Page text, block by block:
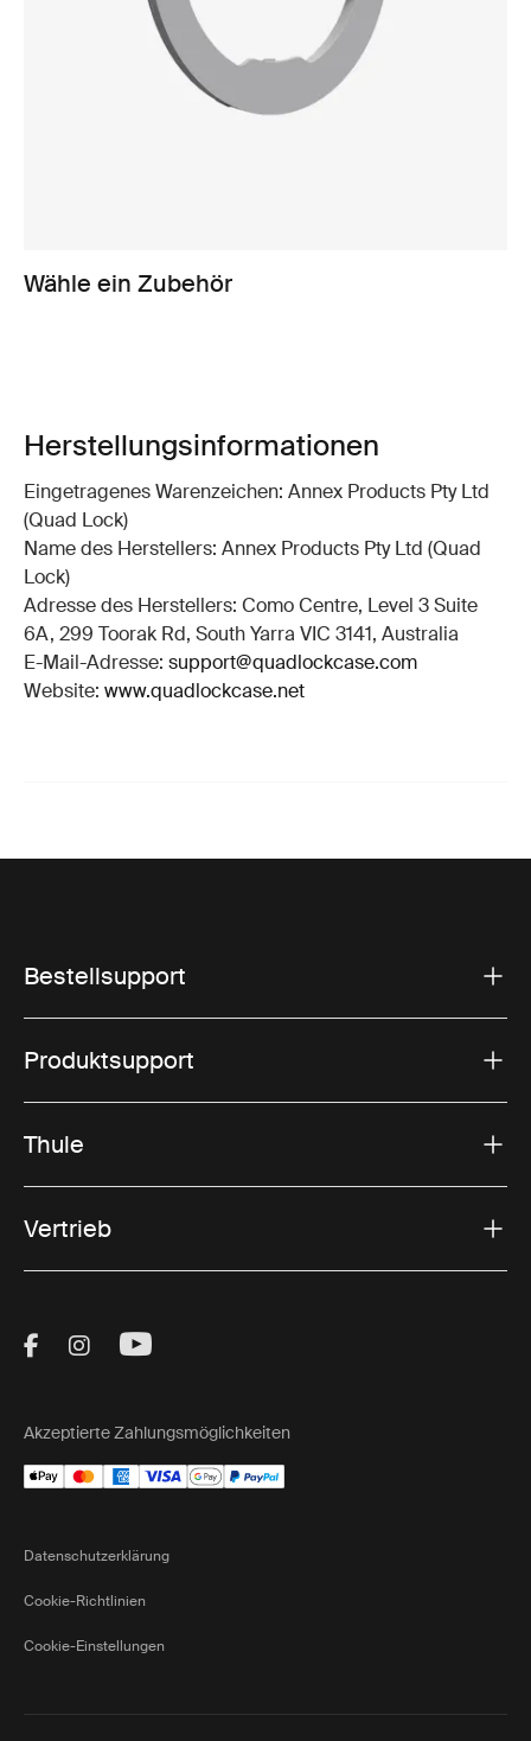
Wähle ein Zubehör
Herstellungsinformationen
Eingetragenes Warenzeichen: Annex Products Pty Ltd
(Quad Lock)
Name des Herstellers: Annex Products Pty Ltd (Quad
Lock)
Adresse des Herstellers: Como Centre, Level 3 Suite
6A, 299 Toorak Rd, South Yarra VIC 3141, Australia
E-Mail-Adresse: support@quadlockcase.com
Website: www.quadlockcase.net
Bestellsupport
Produktsupport
Thule
Vertrieb
Visit Thule on Facebook (external link)
Visit Thule on Instagram (external link)
Visit Thule on Youtube (external
Akzeptierte Zahlungsmöglichkeiten
Datenschutzerklärung
Cookie-Richtlinien
Cookie-Einstellungen